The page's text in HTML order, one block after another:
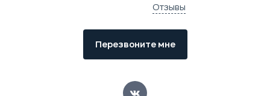
Отзывы
Перезвоните мне